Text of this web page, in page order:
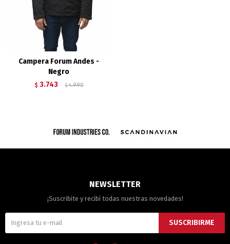
Campera Forum Andes -
Negro
$ 3.743 $ 4.990
NEWSLETTER
¡Suscribite y recibí todas nuestras novedades!
SUSCRIBIRME